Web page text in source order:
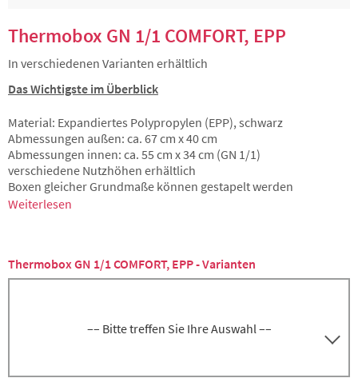
Thermobox GN 1/1 COMFORT, EPP
In verschiedenen Varianten erhältlich
Das Wichtigste im Überblick
Material: Expandiertes Polypropylen (EPP), schwarz
Abmessungen außen: ca. 67 cm x 40 cm
Abmessungen innen: ca. 55 cm x 34 cm (GN 1/1)
verschiedene Nutzhöhen erhältlich
Boxen gleicher Grundmaße können gestapelt werden
Weiterlesen
Thermobox GN 1/1 COMFORT, EPP - Varianten
–– Bitte treffen Sie Ihre Auswahl ––